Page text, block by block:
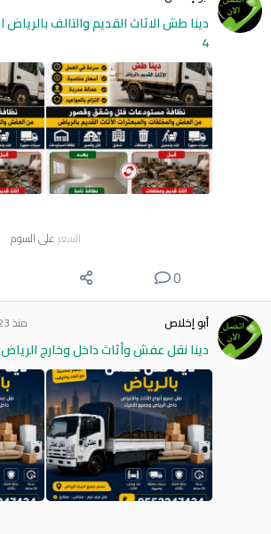
4
السعر على السوم
0
أبو إخلاص منذ 23 دقيقة
دينا نقل عفش وأثاث داخل وخارج الرياض 0553247434